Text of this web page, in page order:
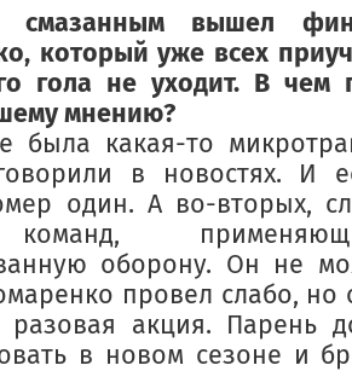
смазанным вышел
который уже всех
гола не уходит. В чем
мнению?
была какая-то
в новостях. И
один. А во-вторых,
оборону. Он не
провел слабо, но
акция. Парень
в новом сезоне и